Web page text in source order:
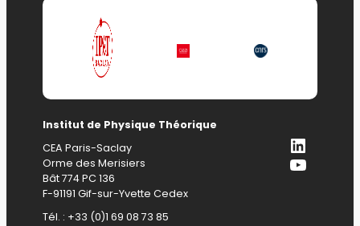
Institut de Physique Théorique
CEA Paris-Saclay
Orme des Merisiers
Bât 774 PC 136
F-91191 Gif-sur-Yvette Cedex
Tél. : +33 (0)1 69 08 73 85